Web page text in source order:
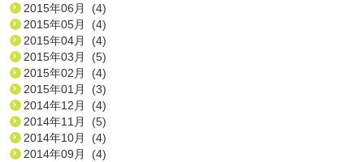
2015年06月 (4)
2015年05月 (4)
2015年04月 (4)
2015年03月 (5)
2015年02月 (4)
2015年01月 (3)
2014年12月 (4)
2014年11月 (5)
2014年10月 (4)
2014年09月 (4)